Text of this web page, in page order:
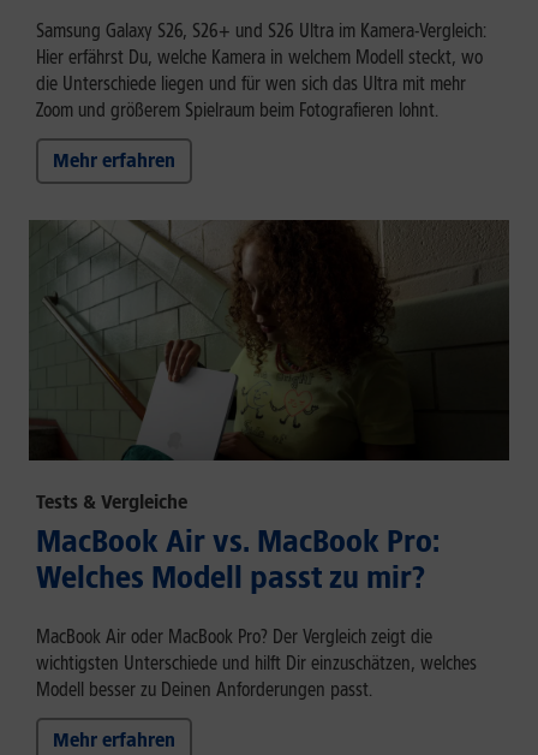
Samsung Galaxy S26, S26+ und S26 Ultra im Kamera-Vergleich:
Hier erfährst Du, welche Kamera in welchem Modell steckt, wo
die Unterschiede liegen und für wen sich das Ultra mit mehr
Zoom und größerem Spielraum beim Fotografieren lohnt.
Mehr erfahren
Tests & Vergleiche
MacBook Air vs. MacBook Pro:
Welches Modell passt zu mir?
MacBook Air oder MacBook Pro? Der Vergleich zeigt die
wichtigsten Unterschiede und hilft Dir einzuschätzen, welches
Modell besser zu Deinen Anforderungen passt.
Mehr erfahren